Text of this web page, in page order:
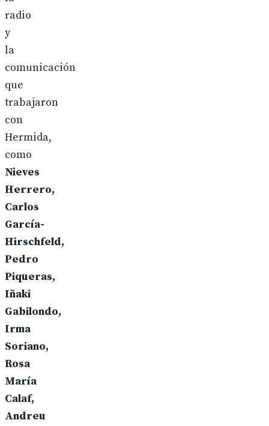
radio
y
la
comunicación
que
trabajaron
con
Hermida,
como
Nieves
Herrero,
Carlos
García-
Hirschfeld,
Pedro
Piqueras,
Iñaki
Gabilondo,
Irma
Soriano,
Rosa
María
Calaf,
Andreu